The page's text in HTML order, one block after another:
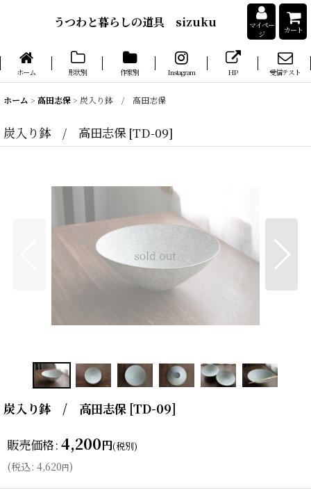
うつわと暮らしの道具 sizuku
マイペー
ジ
カート
ホーム 形状別 作家別 Instagram HP 受信テスト
ホーム > 高田志保> 炭入り鉢 / 高田志保
炭入り鉢 / 高田志保 [TD-09]
炭入り鉢 / 高田志保 [TD-09]
販売価格: 4,200円(税別)
(税込: 4,620円)